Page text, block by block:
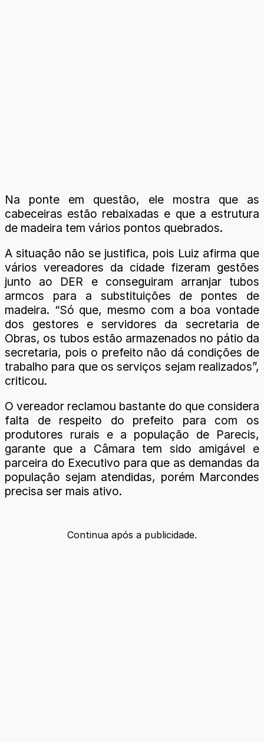
Na ponte em questão, ele mostra que as
cabeceiras estão rebaixadas e que a estrutura
de madeira tem vários pontos quebrados.
A situação não se justifica, pois Luiz afirma que
vários vereadores da cidade fizeram gestões
junto ao DER e conseguiram arranjar tubos
armcos para a substituições de pontes de
madeira. “Só que, mesmo com a boa vontade
dos gestores e servidores da secretaria de
Obras, os tubos estão armazenados no pátio da
secretaria, pois o prefeito não dá condições de
trabalho para que os serviços sejam realizados”,
criticou.
O vereador reclamou bastante do que considera
falta de respeito do prefeito para com os
produtores rurais e a população de Parecis,
garante que a Câmara tem sido amigável e
parceira do Executivo para que as demandas da
população sejam atendidas, porém Marcondes
precisa ser mais ativo.
Continua após a publicidade.